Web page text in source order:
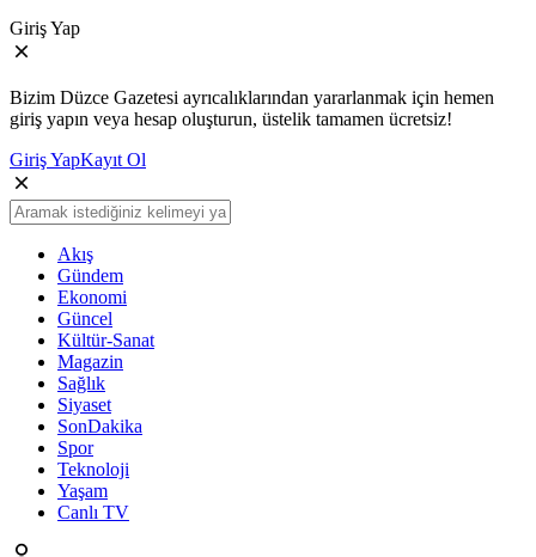
Giriş Yap
Bizim Düzce Gazetesi ayrıcalıklarından yararlanmak için hemen
giriş yapın veya hesap oluşturun, üstelik tamamen ücretsiz!
Giriş YapKayıt Ol
Akış
Gündem
Ekonomi
Güncel
Kültür-Sanat
Magazin
Sağlık
Siyaset
SonDakika
Spor
Teknoloji
Yaşam
Canlı TV